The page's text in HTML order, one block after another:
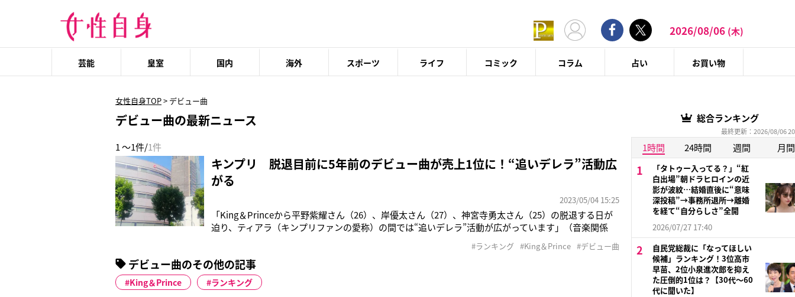
2026/08/06 (木)
芸能 皇室 国内 海外 スポーツ ライフ コミック コラム 占い お買い物
女性自身TOP> デビュー曲
デビュー曲の最新ニュース
1 ～1件/1件
キンプリ 脱退目前に5年前のデビュー曲が売上1位に！“追いデレラ”活動広
がる
2023/05/04 15:25
「King＆Princeから平野紫耀さん（26）、岸優太さん（27）、神宮寺勇太さん（25）の脱退する日が
迫り、ティアラ（キンプリファンの愛称）の間では“追いデレラ”活動が広がっています」（音楽関係
レゼント”のために奔走しているという。「18年に発売したキンプリのシングル『シンデレラガール』
は、彼らのデ
#ランキング #King＆Prince #デビュー曲
デビュー曲のその他の記事
King＆Prince ランキング
総合ランキング
最終更新：2026/08/06
1時間 24時間 週間 月間
「タトゥー入ってる？」“紅
白出場”朝ドラヒロインの近
影が波紋…結婚直後に“意味
深投稿”→事務所退所→離婚
を経て“自分らしさ”全開
2026/07/27 17:40
自民党総裁に「なってほしい
候補」ランキング！3位高市
早苗、2位小泉進次郎を抑え
た圧倒的1位は？【30代〜60
代に聞いた】